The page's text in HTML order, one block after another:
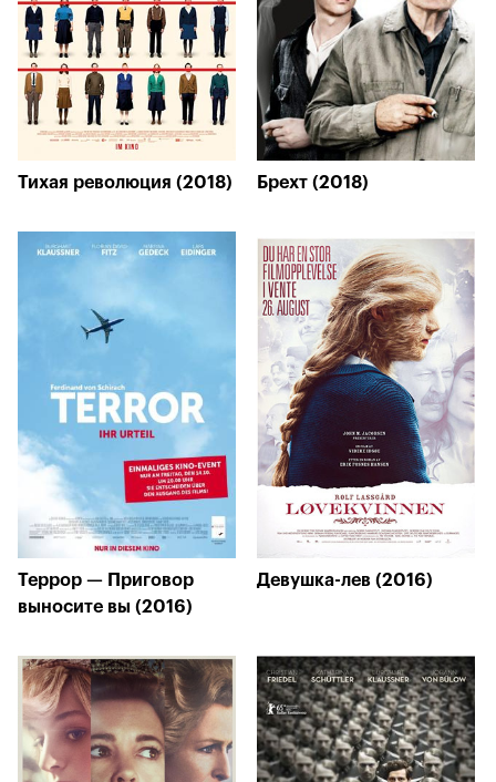
Тихая революция (2018) Брехт (2018)
Террор — Приговор
выносите вы (2016)
Девушка-лев (2016)